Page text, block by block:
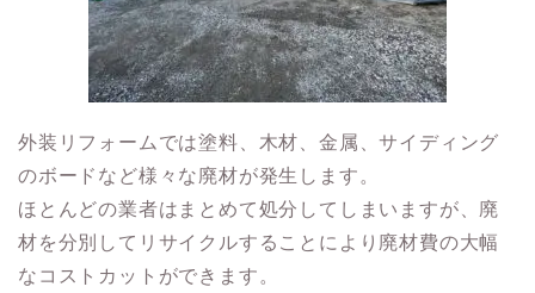
外装リフォームでは塗料、木材、金属、サイディング
のボードなど様々な廃材が発生します。
ほとんどの業者はまとめて処分してしまいますが、廃
材を分別してリサイクルすることにより廃材費の大幅
なコストカットができます。